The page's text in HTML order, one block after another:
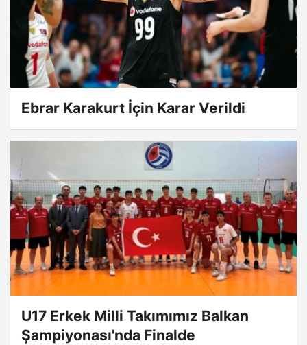
Ebrar Karakurt İçin Karar Verildi
U17 Erkek Milli Takımımız Balkan
Şampiyonası'nda Finalde